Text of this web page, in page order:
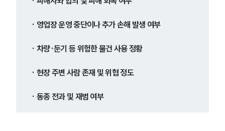
· 영업장 운영 중단이나 추가 손해 발생 여부
· 차량·둔기 등 위험한 물건 사용 정황
· 현장 주변 사람 존재 및 위협 정도
· 동종 전과 및 재범 여부